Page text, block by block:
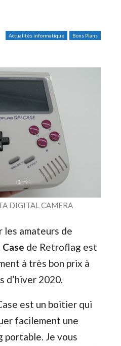
Actualités informatique Bons Plans
DIGITAL CAMERA
les amateurs de
Case de Retroflag est
à très bon prix à
d’hiver 2020.
est un boitier qui
facilement une
portable. Je vous